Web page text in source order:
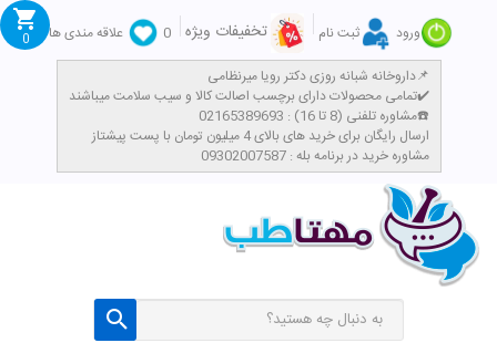
ورود ثبت نام تخفیفات ویژه 0
علاقه مندی ها
داروخانه شبانه روزی دکتر رویا میرنظامی📌
تمامی محصولات دارای برچسب اصالت کالا و سیب سلامت میباشند✔️
مشاوره تلفنی (8 تا 16) : 02165389693☎️
​ارسال رایگان برای خرید های بالای 4 میلیون تومان با پست پیشتاز
مشاوره خرید در برنامه بله : 09302007587
0